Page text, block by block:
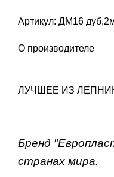
Артикул: ДМ16
О производителе
ЛУЧШЕЕ ИЗ
Бренд
странах мира.